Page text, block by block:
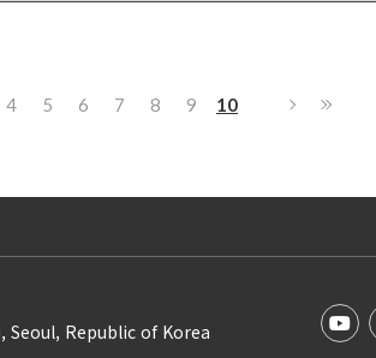
4 5 6 7 8 9 10
Seoul, Republic of Korea